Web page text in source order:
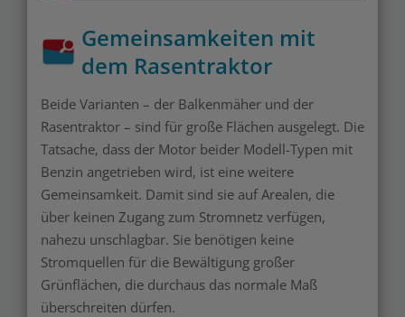
Gemeinsamkeiten mit
dem Rasentraktor
Beide Varianten – der Balkenmäher und der
Rasentraktor – sind für große Flächen ausgelegt. Die
Tatsache, dass der Motor beider Modell-Typen mit
Benzin angetrieben wird, ist eine weitere
Gemeinsamkeit. Damit sind sie auf Arealen, die
über keinen Zugang zum Stromnetz verfügen,
nahezu unschlagbar. Sie benötigen keine
Stromquellen für die Bewältigung großer
Grünflächen, die durchaus das normale Maß
überschreiten dürfen.